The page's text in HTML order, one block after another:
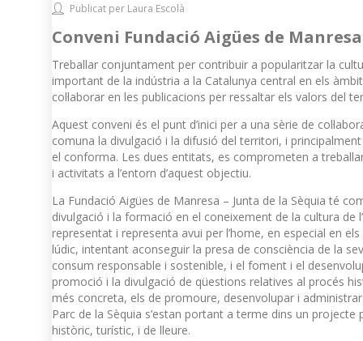
Publicat per Laura Escolà
Conveni Fundació Aigües de
Treballar conjuntament per contribuir a popularitzar la
important de la indústria a la Catalunya central en els
col·laborar en les publicacions per ressaltar els valors del
Aquest conveni és el punt d’inici per a una sèrie de
comuna la divulgació i la difusió del territori, i
el conforma. Les dues entitats, es comprometen a
i activitats a l’entorn d’aquest objectiu.
La Fundació Aigües de Manresa – Junta de la Sèquia té
divulgació i la formació en el coneixement de la cultura de
representat i representa avui per l’home, en especial en
lúdic, intentant aconseguir la presa de consciència de la
consum responsable i sostenible, i el foment i el
promoció i la divulgació de qüestions relatives al procés
més concreta, els de promoure, desenvolupar i
Parc de la Sèquia s’estan portant a terme dins un
històric, turístic, i de lleure.